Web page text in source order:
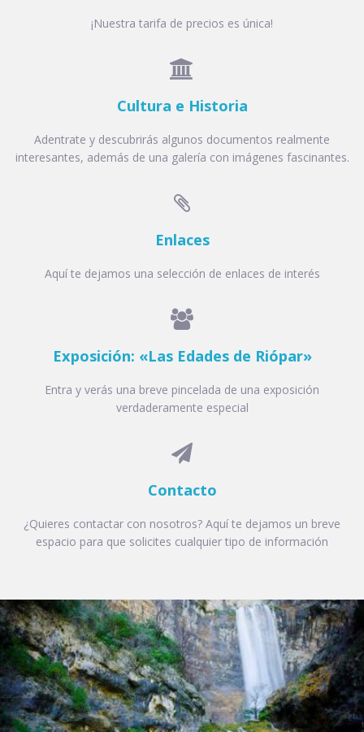
¡Nuestra tarifa de precios es única!

Cultura e Historia
Adentrate y descubrirás algunos documentos realmente
interesantes, además de una galería con imágenes fascinantes.

Enlaces
Aquí te dejamos una selección de enlaces de interés

Exposición: «Las Edades de Riópar»
Entra y verás una breve pincelada de una exposición
verdaderamente especial

Contacto
¿Quieres contactar con nosotros? Aquí te dejamos un breve
espacio para que solicites cualquier tipo de información